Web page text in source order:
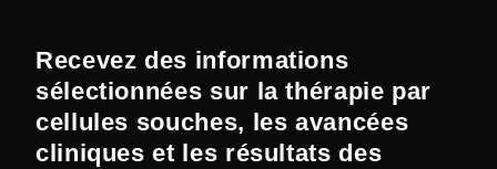
Recevez des informations
sélectionnées sur la thérapie par
cellules souches, les avancées
cliniques et les résultats des